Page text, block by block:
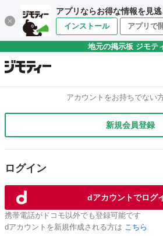
アプリならお得な情報を見逃
インストール アプリで
地元の掲示板 ジモテ
アカウントをお持ちでない
新規会員登録
ログイン
dアカウントでログ
携帯電話がドコモ以外でも登録可能です
dアカウントを新規作成される方は こちら